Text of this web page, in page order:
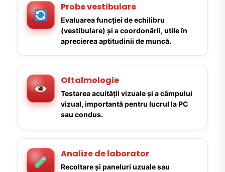
Probe vestibulare
Evaluarea funcției de echilibru
(vestibulare) și a coordonării, utile în
aprecierea aptitudinii de muncă.
Oftalmologie
Testarea acuității vizuale și a câmpului
vizual, importantă pentru lucrul la PC
sau condus.
Analize de laborator
Recoltare și paneluri uzuale sau